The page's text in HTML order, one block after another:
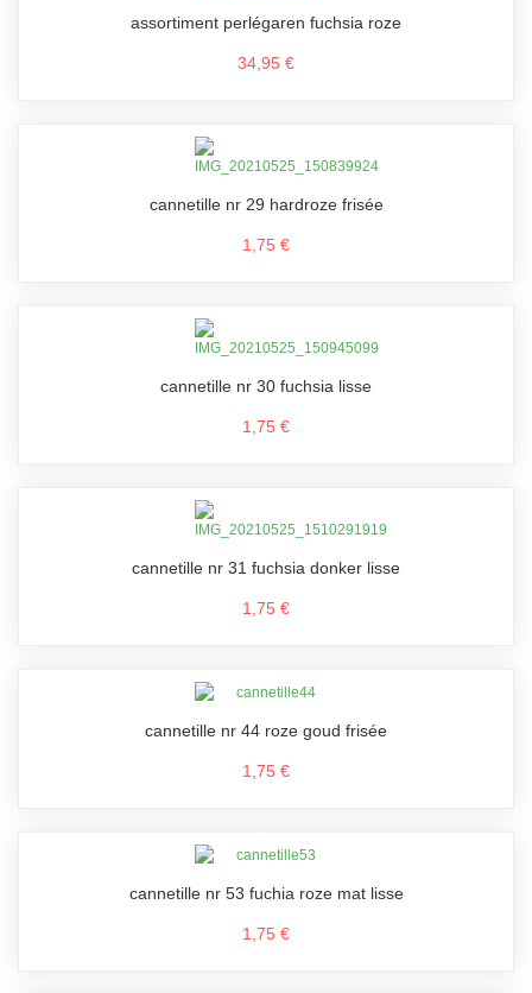
assortiment perlégaren fuchsia roze
34,95 €
cannetille nr 29 hardroze frisée
1,75 €
cannetille nr 30 fuchsia lisse
1,75 €
cannetille nr 31 fuchsia donker lisse
1,75 €
cannetille nr 44 roze goud frisée
1,75 €
cannetille nr 53 fuchia roze mat lisse
1,75 €